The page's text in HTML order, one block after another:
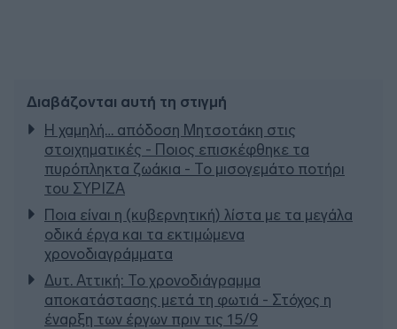
Διαβάζονται αυτή τη στιγμή
Η χαμηλή… απόδοση Μητσοτάκη στις
στοιχηματικές - Ποιος επισκέφθηκε τα
πυρόπληκτα ζωάκια - Το μισογεμάτο ποτήρι
του ΣΥΡΙΖΑ
Ποια είναι η (κυβερνητική) λίστα με τα μεγάλα
οδικά έργα και τα εκτιμώμενα
χρονοδιαγράμματα
Δυτ. Αττική: Το χρονοδιάγραμμα
αποκατάστασης μετά τη φωτιά - Στόχος η
έναρξη των έργων πριν τις 15/9